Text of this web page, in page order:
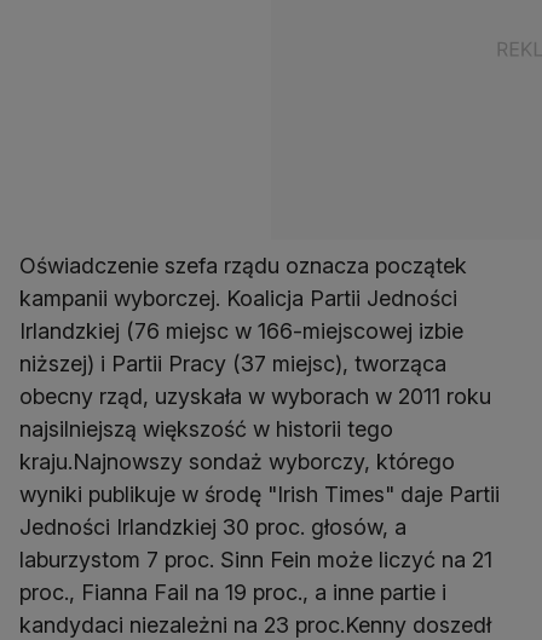
Oświadczenie szefa rządu oznacza początek
kampanii wyborczej. Koalicja Partii Jedności
Irlandzkiej (76 miejsc w 166-miejscowej izbie
niższej) i Partii Pracy (37 miejsc), tworząca
obecny rząd, uzyskała w wyborach w 2011 roku
najsilniejszą większość w historii tego
kraju.Najnowszy sondaż wyborczy, którego
wyniki publikuje w środę "Irish Times" daje Partii
Jedności Irlandzkiej 30 proc. głosów, a
laburzystom 7 proc. Sinn Fein może liczyć na 21
proc., Fianna Fail na 19 proc., a inne partie i
kandydaci niezależni na 23 proc.Kenny doszedł